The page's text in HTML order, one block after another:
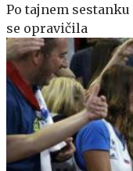
Po tajnem
se opravičila